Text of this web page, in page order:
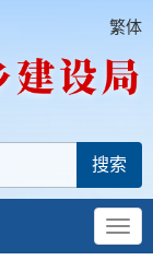
繁体